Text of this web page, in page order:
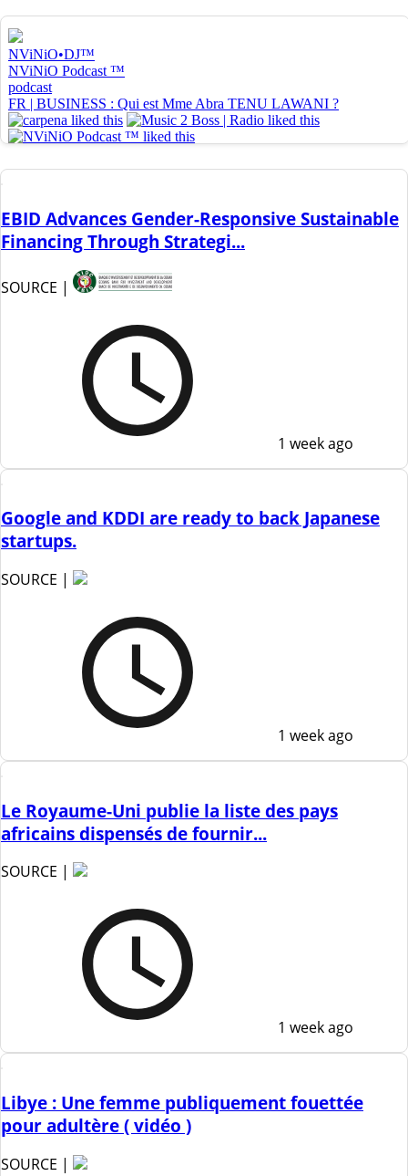
EBID Advances Gender-Responsive Sustainable
Financing Through Strategi...
SOURCE |
1 week ago
Google and KDDI are ready to back Japanese
startups.
SOURCE |
1 week ago
Le Royaume-Uni publie la liste des pays
africains dispensés de fournir...
SOURCE |
1 week ago
Libye : Une femme publiquement fouettée
pour adultère ( vidéo )
SOURCE |